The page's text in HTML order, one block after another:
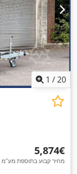
1 /20
‏5,874 ‏€
מחיר קבוע בתוספת מע"מ